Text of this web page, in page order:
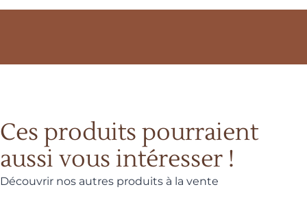
Ces produits pourraient
aussi vous intéresser !
Découvrir nos autres produits à la vente